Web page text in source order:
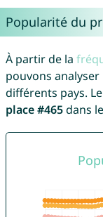
Popularité du
À partir de la
pouvons
différents pays.
place #465dans